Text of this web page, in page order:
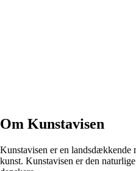
Om Kunstavisen
Kunstavisen er en landsdækkende
kunst. Kunstavisen er den